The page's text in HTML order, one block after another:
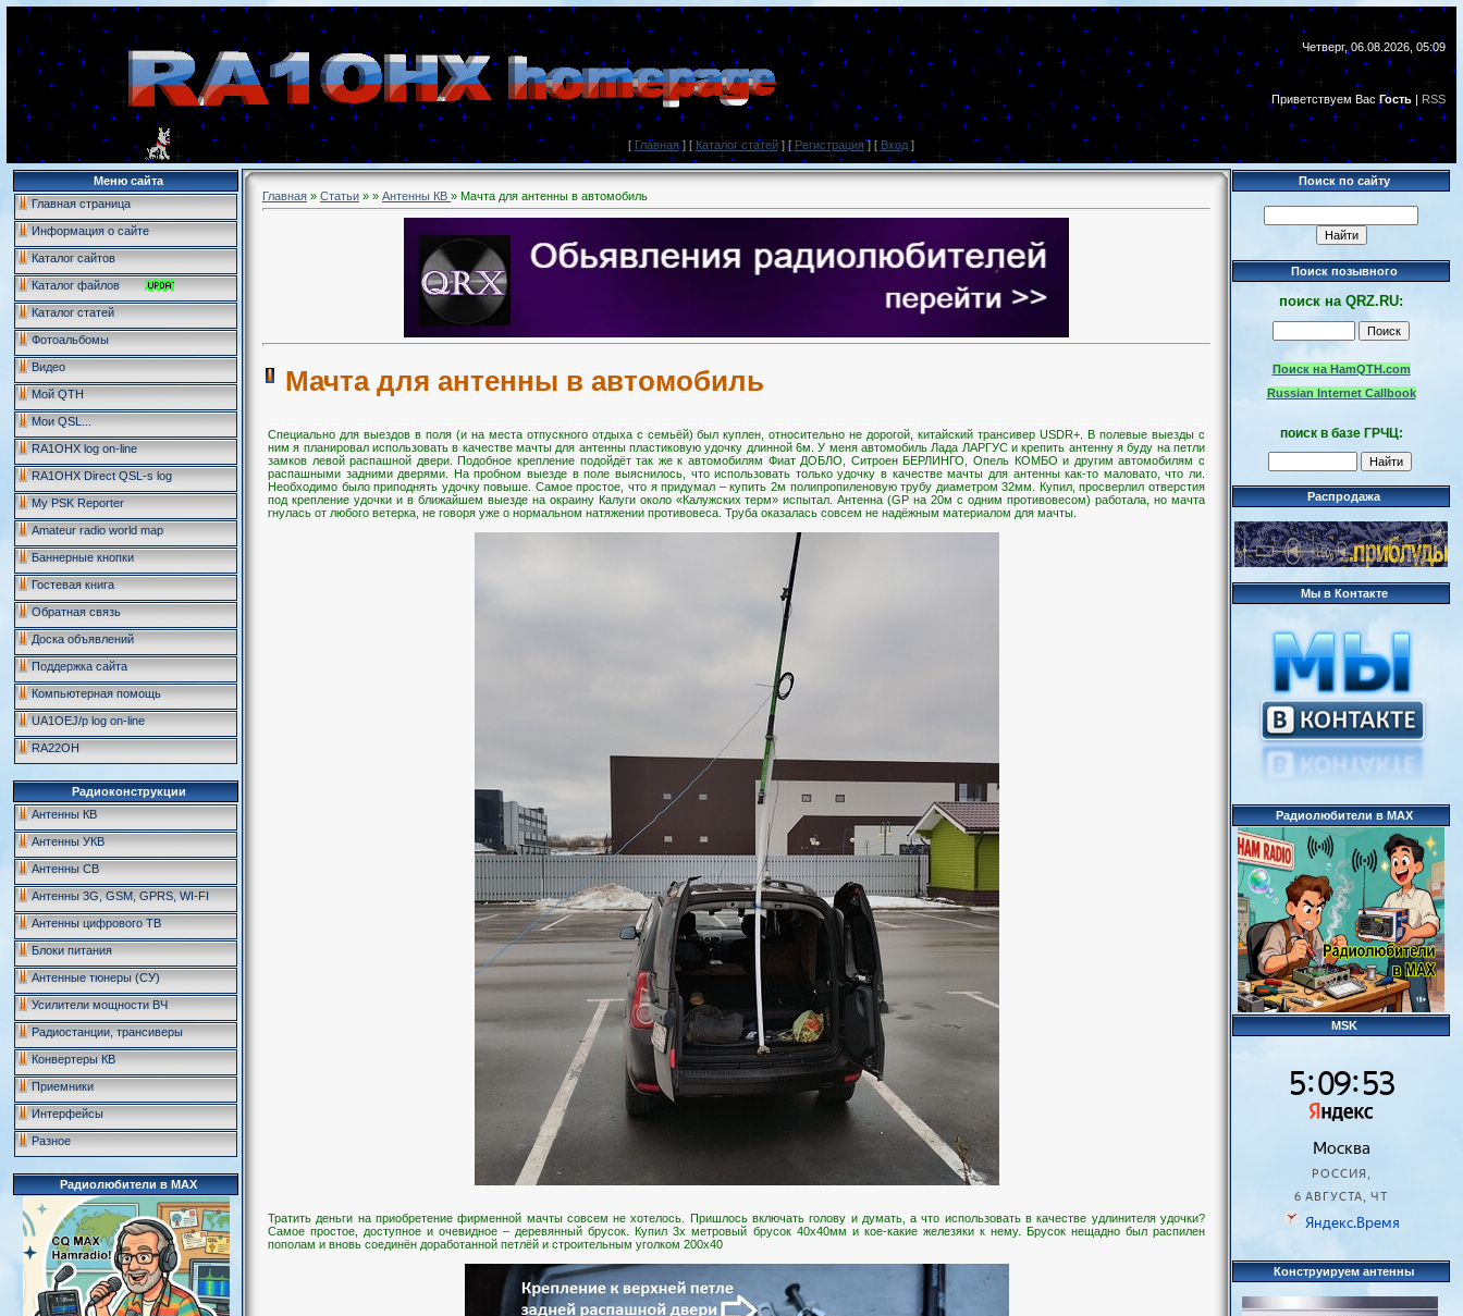
Четверг, 06.08.2026, 05:09
Приветствуем Вас Гость | RSS
[ Главная] [ Каталог статей] [ Регистрация] [ Вход]
Меню сайта
Главная страница
Информация о сайте
Каталог сайтов
Каталог файлов
Каталог статей
Фотоальбомы
Видео
Мой QTH
Мои QSL...
RA1OHX log on-line
RA1OHX Direct QSL-s log
My PSK Reporter
Amateur radio world map
Баннерные кнопки
Гостевая книга
Обратная связь
Доска объявлений
Поддержка сайта
Компьютерная помощь
UA1OEJ/p log on-line
RA22OH
Радиоконструкции
Антенны КВ
Антенны УКВ
Антенны CB
Антенны 3G, GSM, GPRS, WI-FI
Антенны цифрового ТВ
Блоки питания
Антенные тюнеры (СУ)
Усилители мощности ВЧ
Радиостанции, трансиверы
Конвертеры КВ
Приемники
Интерфейсы
Разное
Радиолюбители в MAX
Главная » Статьи » » Антенны КВ » Мачта для антенны в автомобиль
Мачта для антенны в автомобиль
Специально для выездов в поля (и на места отпускного отдыха с семьёй) был куплен, относительно не дорогой, китайский трансивер USDR+. В полевые выезды с
ним я планировал использовать в качестве мачты для антенны пластиковую удочку длинной 6м. У меня автомобиль Лада ЛАРГУС и крепить антенну я буду на петли
замков левой распашной двери. Подобное крепление подойдёт так же к автомобилям Фиат ДОБЛО, Ситроен БЕРЛИНГО, Опель КОМБО и другим автомобилям с
распашными задними дверями. На пробном выезде в поле выяснилось, что использовать только удочку в качестве мачты для антенны как-то маловато, что ли.
Необходимо было приподнять удочку повыше. Самое простое, что я придумал – купить 2м полипропиленовую трубу диаметром 32мм. Купил, просверлил отверстия
под крепление удочки и в ближайшем выезде на окраину Калуги около «Калужских терм» испытал. Антенна (GP на 20м с одним противовесом) работала, но мачта
гнулась от любого ветерка, не говоря уже о нормальном натяжении противовеса. Труба оказалась совсем не надёжным материалом для мачты.
Тратить деньги на приобретение фирменной мачты совсем не хотелось. Пришлось включать голову и думать, а что использовать в качестве удлинителя удочки?
Самое простое, доступное и очевидное – деревянный брусок. Купил 3х метровый брусок 40х40мм и кое-какие железяки к нему. Брусок нещадно был распилен
пополам и вновь соединён доработанной петлёй и строительным уголком 200х40
Поиск по сайту
Поиск позывного
поиск на QRZ.RU:
Поиск на HamQTH.com
Russian Internet Callbook
поиск в базе ГРЧЦ:
Распродажа
Мы в Контакте
Радиолюбители в MAX
MSK
Конструируем антенны